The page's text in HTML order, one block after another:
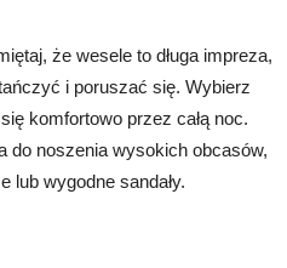
że wesele to długa impreza,
i poruszać się. Wybierz
komfortowo przez całą noc.
do noszenia wysokich obcasów,
lub wygodne sandały.